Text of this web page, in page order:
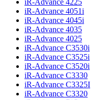
iR-Advance 4051i
iR-Advance 4045i
iR-Advance 4035
iR-Advance 4025
iR-Advance C3530i
iR-Advance C3525i
iR-Advance C3520i
iR-Advance C3330
iR-Advance C3325I
iR-Advance C3320